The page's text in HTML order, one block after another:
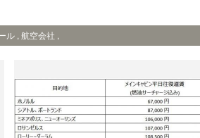
ル , 航空会社 ,